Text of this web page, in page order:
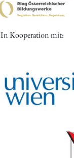
In Kooperation mit: